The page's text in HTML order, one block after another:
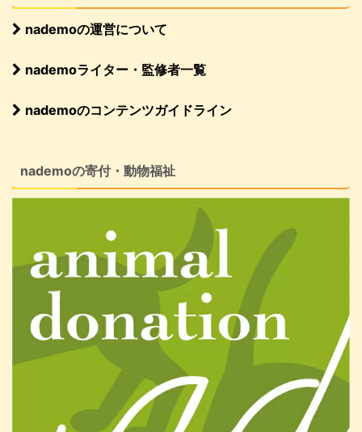
nademoの運営について
nademoライター・監修者一覧
nademoのコンテンツガイドライン
nademoの寄付・動物福祉